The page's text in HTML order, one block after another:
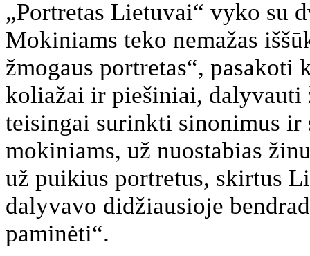
„Portretas Lietuvai“ vyko su
Mokiniams teko nemažas
žmogaus portretas“,
koliažai ir piešiniai, dalyvauti
teisingai surinkti sinonimus ir
mokiniams, už nuostabias
už puikius portretus, skirtus
dalyvavo didžiausioje
paminėti“.